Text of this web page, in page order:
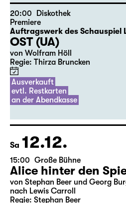
Duo Duo
Karten
20:00 Diskothek
Premiere
Auftragswerk des Schauspiel
OST (UA)
von Wolfram Höll
Regie: Thirza Bruncken
Ausverkauft
evtl. Restkarten
an der Abendkasse
Sa 12.12.
15:00 Große Bühne